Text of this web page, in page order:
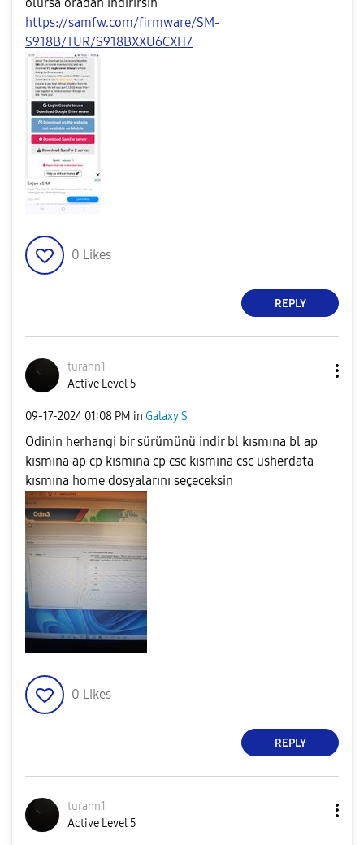
https://samfw.com/firmware/SM-
S918B/TUR/S918BXXU6CXH7
0 Likes
REPLY
turann1
Active Level 5
‎09-17-2024 01:08 PM in Galaxy S
Odinin herhangi bir sürümünü indir bl kısmına bl ap
kısmına ap cp kısmına cp csc kısmına csc usherdata
kısmına home dosyalarını seçeceksin
0 Likes
REPLY
turann1
Active Level 5